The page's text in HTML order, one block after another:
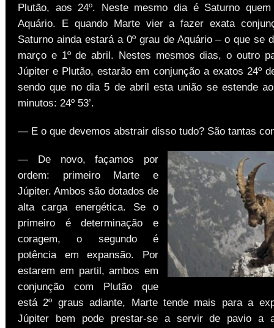
Plutão, aos 24º. Neste mesmo dia é Saturno
Aquário. E quando Marte vier a fazer exata
Saturno ainda estará a 0º grau de Aquário – o que se
março e 1º de abril. Nestes mesmos dias, o outro
Júpiter e Plutão, estarão em conjunção a exatos 24º
sendo que no dia 5 de abril esta união se estende
minutos: 24º 53’.
— E o que devemos abstrair disso tudo? São tantas
— De novo, façamos por
ordem: primeiro Marte e
Júpiter. Ambos são dotados de
alta carga energética. Se o
primeiro é determinação e
coragem, o segundo é
potência em expansão. Por
estarem em partil, ambos em
conjunção com Plutão que
está 2º graus adiante, Marte tende mais para a
Júpiter bem pode prestar-se a servir de pavio a